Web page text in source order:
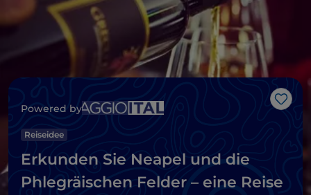
Like
Powered by
Reiseidee
Erkunden Sie Neapel und die
Phlegräischen Felder – eine Reise